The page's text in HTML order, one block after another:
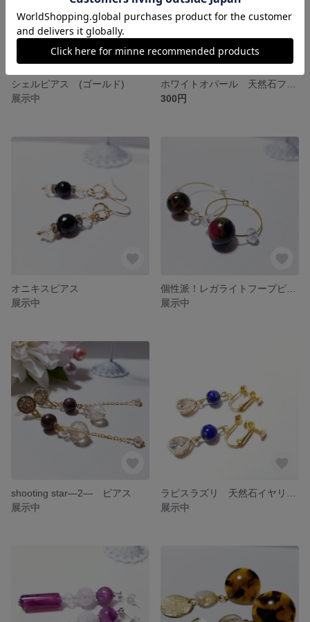
シェルピアス (ゴールド)
展示中
300円
オニキスピアス
展示中
展示中
shooting star―2― ピアス
展示中
展示中